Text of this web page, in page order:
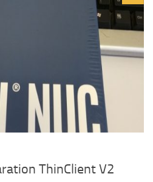
ThinClient V2